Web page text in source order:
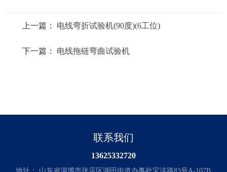
上一篇： 电线弯折试验机(90度)(6工位)
下一篇： 电线拖链弯曲试验机
联系我们
13625332720